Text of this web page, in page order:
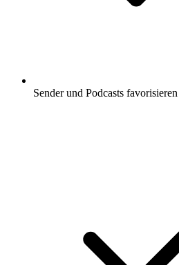
Sender und Podcasts favorisieren